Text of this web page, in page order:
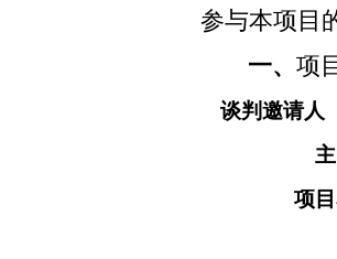
参与本项目
一、项
谈判邀请
主
项